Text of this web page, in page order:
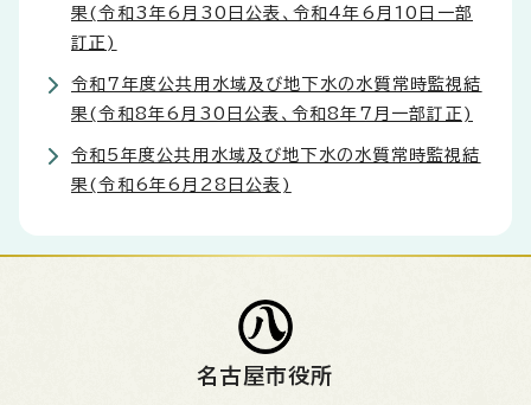
果(令和3年6月30日公表、令和4年6月10日一部
訂正)
令和7年度公共用水域及び地下水の水質常時監視結
果(令和8年6月30日公表、令和8年7月一部訂正)
令和5年度公共用水域及び地下水の水質常時監視結
果(令和6年6月28日公表)
名古屋市役所